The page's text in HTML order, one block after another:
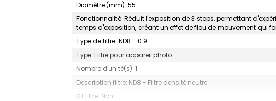
Diamètre (mm): 55
Fonctionnalité: Réduit l'exposition de 3 stops, permettant
temps d'exposition, créant un effet de flou de mouvement qui
Type de filtre: ND8 - 0.9
Type: Filtre pour appareil photo
Nombre d'unité(s): 1
Description filtre: ND8 - Filtre densité neutre
Kit filtre: Non